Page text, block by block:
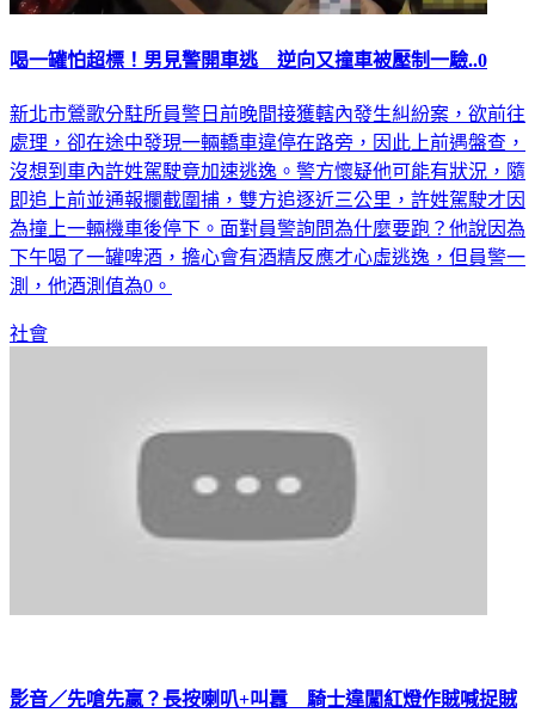
喝一罐怕超標！男見警開車逃 逆向又撞車被壓制一驗..0
新北市鶯歌分駐所員警日前晚間接獲轄內發生糾紛案，欲前往
處理，卻在途中發現一輛轎車違停在路旁，因此上前遇盤查，
沒想到車內許姓駕駛竟加速逃逸。警方懷疑他可能有狀況，隨
即追上前並通報攔截圍捕，雙方追逐近三公里，許姓駕駛才因
為撞上一輛機車後停下。面對員警詢問為什麼要跑？他說因為
下午喝了一罐啤酒，擔心會有酒精反應才心虛逃逸，但員警一
測，他酒測值為0。
社會
影音／先嗆先贏？長按喇叭+叫囂 騎士違闖紅燈作賊喊捉賊